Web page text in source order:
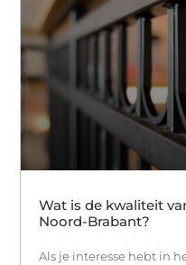
Wat is de kwaliteit
Noord-Brabant?
Als je interesse hebt in